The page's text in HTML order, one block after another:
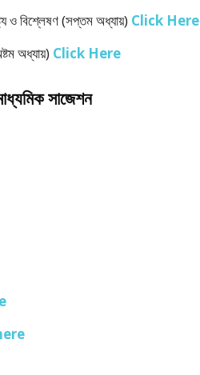
ও বিশ্লেষণ (সপ্তম অধ্যায়) Click Here
অধ্যায়) Click Here
সাজেশন